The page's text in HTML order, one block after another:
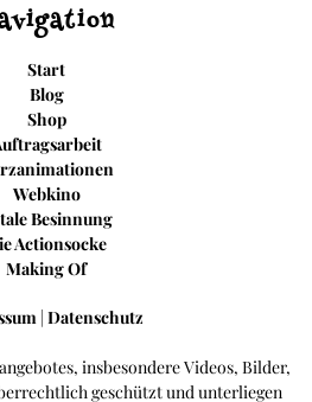
| Datenschutz
insbesondere Videos, Bilder,
geschützt und unterliegen
Start
Blog
Shop
Webkino
Besinnung
Actionsocke
Making Of